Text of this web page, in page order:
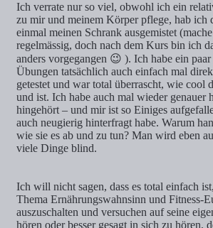
Ich verrate nur so viel, obwohl ich ein
zu mir und meinem Körper pflege, hab ich
einmal meinen Schrank ausgemistet
regelmässig, doch nach dem Kurs bin ich
anders vorgegangen 😉 ). Ich habe ein
Übungen tatsächlich auch einfach mal
getestet und war total überrascht, wie cool
und ist. Ich habe auch mal wieder genauer
hingehört – und mir ist so Einiges
auch neugierig hinterfragt habe. Warum
wie sie es ab und zu tun? Man wird eben
viele Dinge blind.
Ich will nicht sagen, dass es total einfach
Thema Ernährungswahnsinn und Fitness-
auszuschalten und versuchen auf seine
hören oder besser gesagt in sich zu hören,